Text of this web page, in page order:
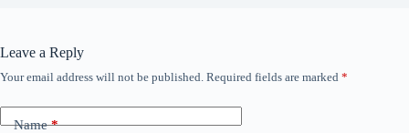
Leave a Reply
Your email address will not be published. Required fields are marked *
Name*